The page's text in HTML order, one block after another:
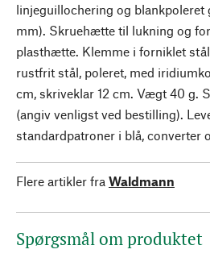
linjeguillochering og blankpoleret
mm). Skruehætte til lukning og
plasthætte. Klemme i forniklet
rustfrit stål, poleret, med
cm, skriveklar 12 cm. Vægt 40 g.
(angiv venligst ved bestilling).
standardpatroner i blå, converter
Flere artikler fra Waldmann
Spørgsmål om produktet